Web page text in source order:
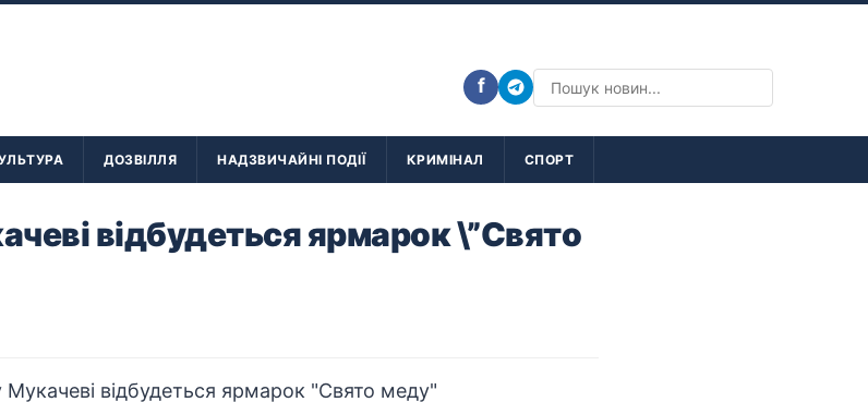
f
ДОЗВІЛЛЯ НАДЗВИЧАЙНІ ПОДІЇ КРИМІНАЛ СПОРТ
відбудеться ярмарок \”Свято